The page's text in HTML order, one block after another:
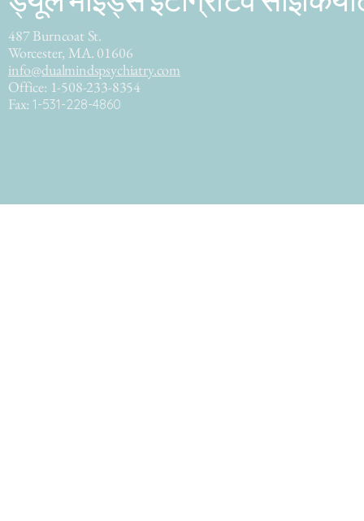
487 Burncoat St.
Worcester, MA. 01606
info@dualmindspsychiatry.com
Office: 1-508-233-8354
Fax:1-531-228-4860